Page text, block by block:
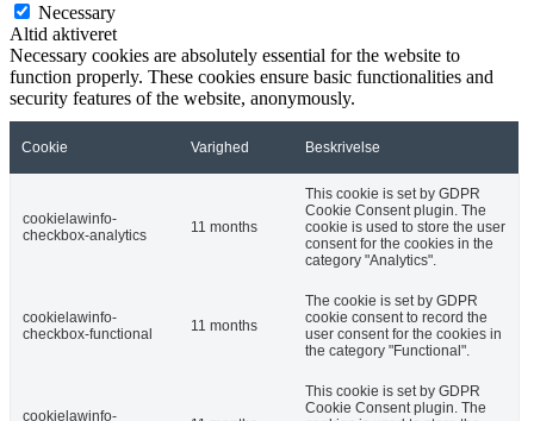
Necessary
Altid aktiveret
Necessary cookies are absolutely essential for the website to
function properly. These cookies ensure basic functionalities and
security features of the website, anonymously.
Cookie Varighed Beskrivelse
cookielawinfo-
checkbox-analytics
11 months
This cookie is set by GDPR
Cookie Consent plugin. The
cookie is used to store the user
consent for the cookies in the
category "Analytics".
cookielawinfo-
checkbox-functional
11 months
The cookie is set by GDPR
cookie consent to record the
user consent for the cookies in
the category "Functional".
cookielawinfo-
This cookie is set by GDPR
Cookie Consent plugin. The